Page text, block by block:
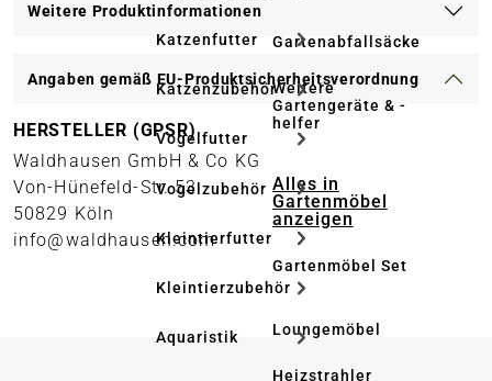
Katzenfutter
Katzenzubehör
Vogelfutter
Vogelzubehör
Kleintierfutter
Kleintierzubehör
Aquaristik
Gartenabfallsäcke
Weitere
Gartengeräte & -
helfer
Alles in
Gartenmöbel
anzeigen
Gartenmöbel Set
Loungemöbel
Heizstrahler
Weitere Produktinformationen
Angaben gemäß EU-Produktsicherheitsverordnung
HERSTELLER (GPSR)
Waldhausen GmbH & Co KG
Von-Hünefeld-Str. 53
50829 Köln
info@waldhausen.com